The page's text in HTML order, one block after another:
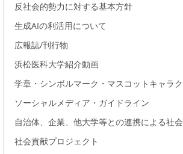
反社会的勢力に対する基本方針
生成AIの利活用について
広報誌/刊行物
浜松医科大学紹介動画
学章・シンボルマーク・マスコットキャラ
ソーシャルメディア・ガイドライン
自治体、企業、他大学等との連携による社
社会貢献プロジェクト